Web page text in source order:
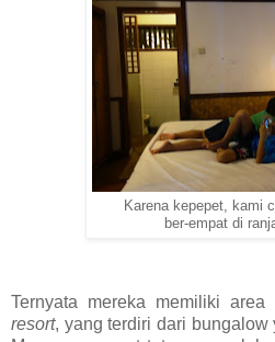
Karena kepepet, kami
ber-empat di
Ternyata mereka memiliki
resort, yang terdiri dari